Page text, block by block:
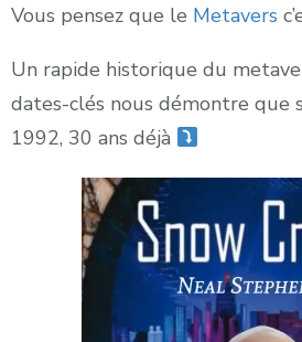
Vous pensez que le Metavers
Un rapide historique du
dates-clés nous démontre que
1992, 30 ans déjà